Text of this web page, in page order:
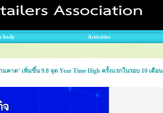
body Activities
คาด’ เพิ่มขึ้น 9.8 จุด Year Time High ครั้งแรกในรอบ 10 เดือน